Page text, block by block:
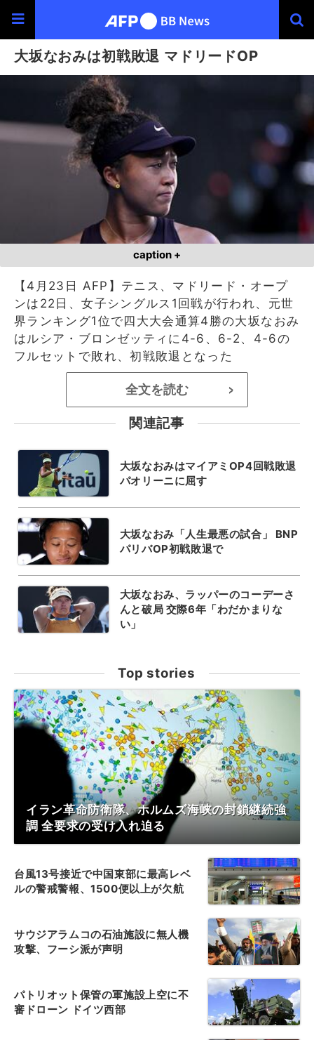
大坂なおみは初戦敗退 マドリードOP
caption +
【4月23日 AFP】テニス、マドリード・オープ
ンは22日、女子シングルス1回戦が行われ、元世
界ランキング1位で四大大会通算4勝の大坂なおみ
はルシア・ブロンゼッティに4-6、6-2、4-6の
フルセットで敗れ、初戦敗退となった
全文を読む >
関連記事
大坂なおみはマイアミOP4回戦敗退
パオリーニに屈す
大坂なおみ「人生最悪の試合」 BNP
パリバOP初戦敗退で
大坂なおみ、ラッパーのコーデーさ
んと破局 交際6年「わだかまりな
い」
Top stories
イラン革命防衛隊、ホルムズ海峡の封鎖継続強
調 全要求の受け入れ迫る
台風13号接近で中国東部に最高レベ
ルの警戒警報、1500便以上が欠航
サウジアラムコの石油施設に無人機
攻撃、フーシ派が声明
パトリオット保管の軍施設上空に不
審ドローン ドイツ西部